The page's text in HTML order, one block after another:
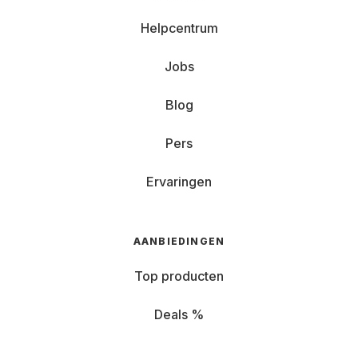
Helpcentrum
Jobs
Blog
Pers
Ervaringen
AANBIEDINGEN
Top producten
Deals %